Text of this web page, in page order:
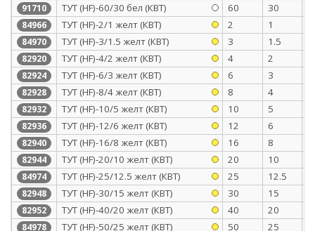
91710 ТУТ (HF)-60/30 бел (КВТ) 60 30
84966 ТУТ (HF)-2/1 желт (КВТ) 2 1
84970 ТУТ (HF)-3/1.5 желт (КВТ) 3 1.5
82920 ТУТ (HF)-4/2 желт (КВТ) 4 2
82924 ТУТ (HF)-6/3 желт (КВТ) 6 3
82928 ТУТ (HF)-8/4 желт (КВТ) 8 4
82932 ТУТ (HF)-10/5 желт (КВТ) 10 5
82936 ТУТ (HF)-12/6 желт (КВТ) 12 6
82940 ТУТ (HF)-16/8 желт (КВТ) 16 8
82944 ТУТ (HF)-20/10 желт (КВТ) 20 10
84974 ТУТ (HF)-25/12.5 желт (КВТ) 25 12.5
82948 ТУТ (HF)-30/15 желт (КВТ) 30 15
82952 ТУТ (HF)-40/20 желт (КВТ) 40 20
84978 ТУТ (HF)-50/25 желт (КВТ) 50 25